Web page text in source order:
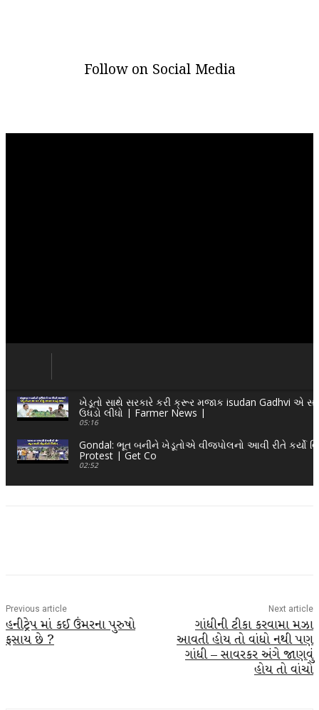
Follow on Social Media
ખેડૂતો સાથે સરકારે કરી ક્રૂર મજાક isudan Gadhvi એ
ઉધડો લીધો | Farmer News |
05:16
Gondal: ભૂત બનીને ખેડૂતોએ વીજપોલનો આવી રીતે કર્યો
Protest | Get Co
02:52
Previous article
હનીટ્રેપ માં કઈ ઉંમરના પુરુષો
ફસાય છે ?
Next article
ગાંધીની ટીકા કરવામા મઝા
આવતી હોય તો વાંધો નથી પણ
ગાંધી – સાવરકર અંગે જાણવું
હોય તો વાંચો